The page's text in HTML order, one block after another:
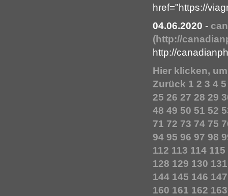
href="https://
04.06.2020 -
(http://
http://
Hier klicken,
Zurück 1 2 3 4 5
25 26 27 28 29
48 49 50 51 52
71 72 73 74 75
94 95 96 97 98
112 113 114 115
128 129 130 131
144 145 146 147
160 161 162 163